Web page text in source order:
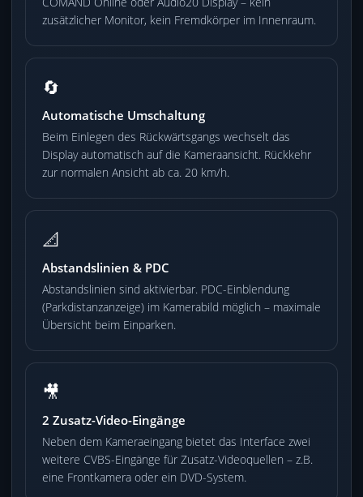
zusätzlicher Monitor, kein Fremdkörper im Innenraum.
🔄
Automatische Umschaltung
Beim Einlegen des Rückwärtsgangs wechselt das
Display automatisch auf die Kameraansicht. Rückkehr
zur normalen Ansicht ab ca. 20 km/h.
📐
Abstandslinien & PDC
Abstandslinien sind aktivierbar. PDC-Einblendung
(Parkdistanzanzeige) im Kamerabild möglich – maximale
Übersicht beim Einparken.
🎥
2 Zusatz-Video-Eingänge
Neben dem Kameraeingang bietet das Interface zwei
weitere CVBS-Eingänge für Zusatz-Videoquellen – z.B.
eine Frontkamera oder ein DVD-System.